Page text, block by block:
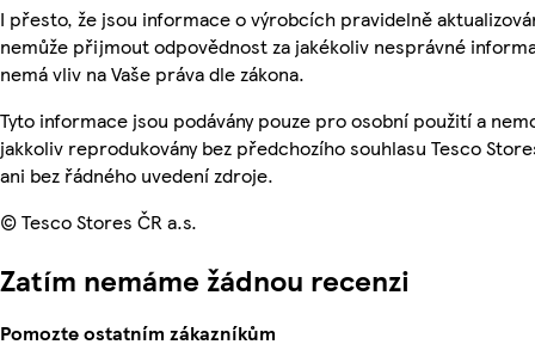
I přesto, že jsou informace o výrobcích pravidelně
nemůže přijmout odpovědnost za jakékoliv nesprávné
nemá vliv na Vaše práva dle zákona.
Tyto informace jsou podávány pouze pro osobní použití a
jakkoliv reprodukovány bez předchozího souhlasu Tesco
ani bez řádného uvedení zdroje.
© Tesco Stores ČR a.s.
Zatím nemáme žádnou recenzi
Pomozte ostatním zákazníkům